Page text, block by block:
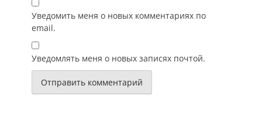
Уведомить меня о новых комментариях по
email.
Уведомлять меня о новых записях почтой.